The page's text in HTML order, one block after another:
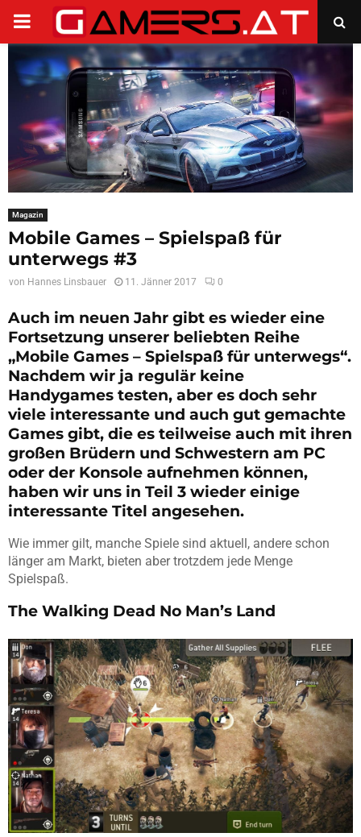
PRIMARY
MENU
Magazin
Mobile Games – Spielspaß für
unterwegs #3
von Hannes Linsbauer 11. Jänner 2017 0
Auch im neuen Jahr gibt es wieder eine
Fortsetzung unserer beliebten Reihe
„Mobile Games – Spielspaß für unterwegs“.
Nachdem wir ja regulär keine
Handygames testen, aber es doch sehr
viele interessante und auch gut gemachte
Games gibt, die es teilweise auch mit ihren
großen Brüdern und Schwestern am PC
oder der Konsole aufnehmen können,
haben wir uns in Teil 3 wieder einige
interessante Titel angesehen.
Wie immer gilt, manche Spiele sind aktuell, andere schon
länger am Markt, bieten aber trotzdem jede Menge
Spielspaß.
The Walking Dead No Man’s Land